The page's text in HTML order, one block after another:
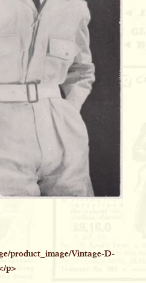
product_image/Vintage-D-
p>